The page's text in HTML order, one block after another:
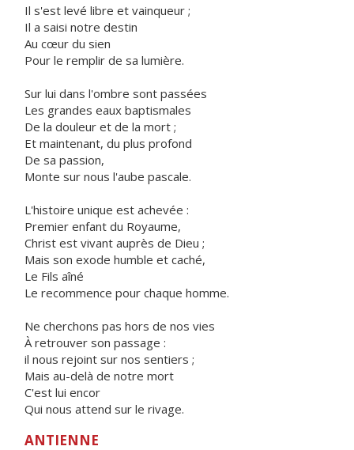
Il s'est levé libre et vainqueur ;
Il a saisi notre destin
Au cœur du sien
Pour le remplir de sa lumière.
Sur lui dans l'ombre sont passées
Les grandes eaux baptismales
De la douleur et de la mort ;
Et maintenant, du plus profond
De sa passion,
Monte sur nous l'aube pascale.
L'histoire unique est achevée :
Premier enfant du Royaume,
Christ est vivant auprès de Dieu ;
Mais son exode humble et caché,
Le Fils aîné
Le recommence pour chaque homme.
Ne cherchons pas hors de nos vies
À retrouver son passage :
il nous rejoint sur nos sentiers ;
Mais au-delà de notre mort
C'est lui encor
Qui nous attend sur le rivage.
ANTIENNE